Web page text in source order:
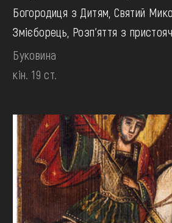
Богородиця з Дитям, Святий
Змієборець, Розп’яття з
Буковина
кін. 19 ст.